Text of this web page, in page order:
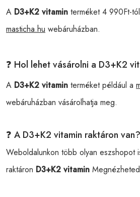
A D3+K2 vitamin terméket 4 990Ft-
masticha.hu webáruházban.
❓ Hol lehet vásárolni a D3+K2
A D3+K2 vitamin terméket például a
webáruházban vásárolhatja meg.
❓ A D3+K2 vitamin raktáron van?
Weboldalunkon több olyan eszshopot
raktáron D3+K2 vitamin